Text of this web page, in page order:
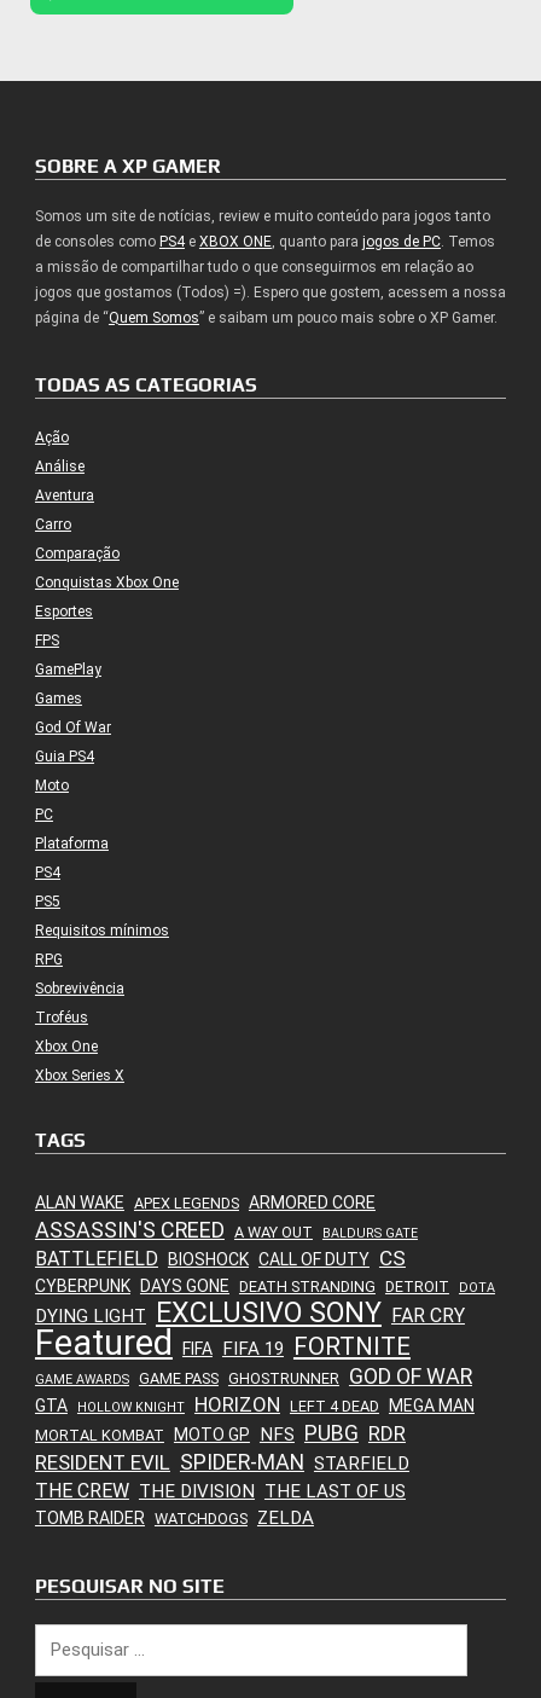
SOBRE A XP GAMER
Somos um site de notícias, review e muito conteúdo para jogos tanto
de consoles como PS4e XBOX ONE, quanto para jogos de PC. Temos
a missão de compartilhar tudo o que conseguirmos em relação ao
jogos que gostamos (Todos) =). Espero que gostem, acessem a nossa
página de “Quem Somos” e saibam um pouco mais sobre o XP Gamer.
TODAS AS CATEGORIAS
Ação
Análise
Aventura
Carro
Comparação
Conquistas Xbox One
Esportes
FPS
GamePlay
Games
God Of War
Guia PS4
Moto
PC
Plataforma
PS4
PS5
Requisitos mínimos
RPG
Sobrevivência
Troféus
Xbox One
Xbox Series X
TAGS
ALAN WAKE APEX LEGENDS ARMORED CORE
ASSASSIN'S CREED A WAY OUT BALDURS GATE
BATTLEFIELD BIOSHOCK CALL OF DUTY CS
CYBERPUNK DAYS GONE DEATH STRANDING DETROIT DOTA
DYING LIGHT EXCLUSIVO SONY FAR CRY
Featured FIFA FIFA 19 FORTNITE
GAME AWARDS GAME PASS GHOSTRUNNER GOD OF WAR
GTA HOLLOW KNIGHT HORIZON LEFT 4 DEAD MEGA MAN
MORTAL KOMBAT MOTO GP NFS PUBG RDR
RESIDENT EVIL SPIDER-MAN STARFIELD
THE CREW THE DIVISION THE LAST OF US
TOMB RAIDER WATCHDOGS ZELDA
PESQUISAR NO SITE
por: